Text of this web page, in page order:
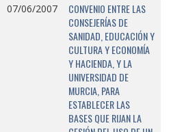
07/06/2007
CONVENIO ENTRE LAS
CONSEJERÍAS DE
SANIDAD, EDUCACIÓN Y
CULTURA Y ECONOMÍA
Y HACIENDA, Y LA
UNIVERSIDAD DE
MURCIA, PARA
ESTABLECER LAS
BASES QUE RIJAN LA